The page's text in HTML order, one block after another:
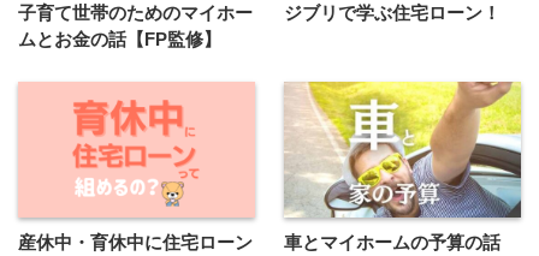
子育て世帯のためのマイホー
ムとお金の話【FP監修】
ジブリで学ぶ住宅ローン！
産休中・育休中に住宅ローン
車とマイホームの予算の話